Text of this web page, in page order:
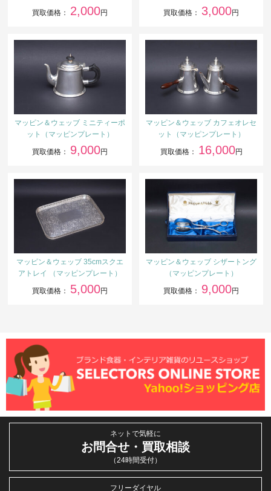
買取価格： 2,000円 買取価格： 3,000円
マッピン＆ウェッブ ミニティーポ
ット（マッピンプレート）
買取価格： 9,000円
マッピン＆ウェッブ カフェオレセ
ット（マッピンプレート）
買取価格： 16,000円
マッピン＆ウェッブ 35cmスクエ
アトレイ （マッピンプレート）
買取価格： 5,000円
マッピン＆ウェッブ シザートング
（マッピンプレート）
買取価格： 9,000円
ネットで気軽に
お問合せ・買取相談
（24時間受付）
フリーダイヤル